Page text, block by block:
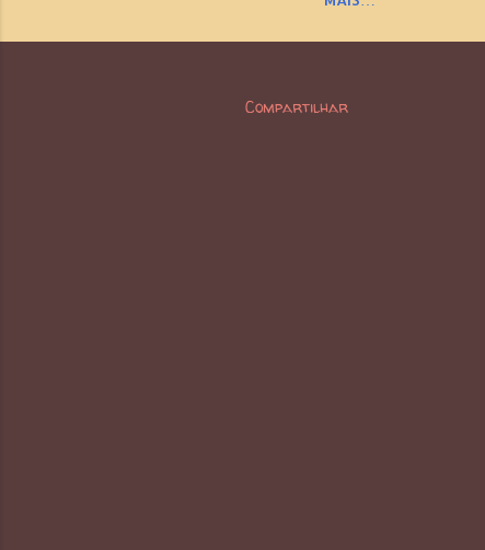
Compartilhar